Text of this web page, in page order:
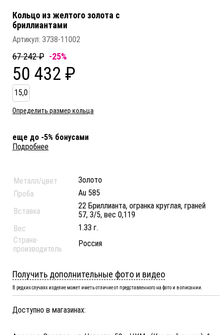
Кольцо из желтого золота c
бриллиантами
Артикул: 3738-11002
67 242 ₽ -25%
50 432 ₽
15,0
Определить размер кольца
еще до -5% бонусами
Подробнее
Металл/цвет
Золото
Проба
Au 585
Вставка
22 Бриллианта, огранка круглая, граней
57, 3/5, вес 0,119
Вес
1.33 г.
Страна-
производитель
Россия
Получить дополнительные фото и видео
В редких случаях изделие может иметь отличие от представленного на фото и в описании.
Доступно в магазинах: